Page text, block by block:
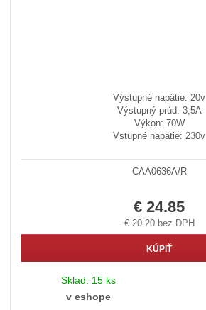
Výstupné napätie: 20v
Výstupný prúd: 3,5A
Výkon: 70W
Vstupné napätie: 230v
CAA0636A/R
€ 24.85
€ 20.20 bez DPH
KÚPIŤ
Sklad: 15 ks
v eshope